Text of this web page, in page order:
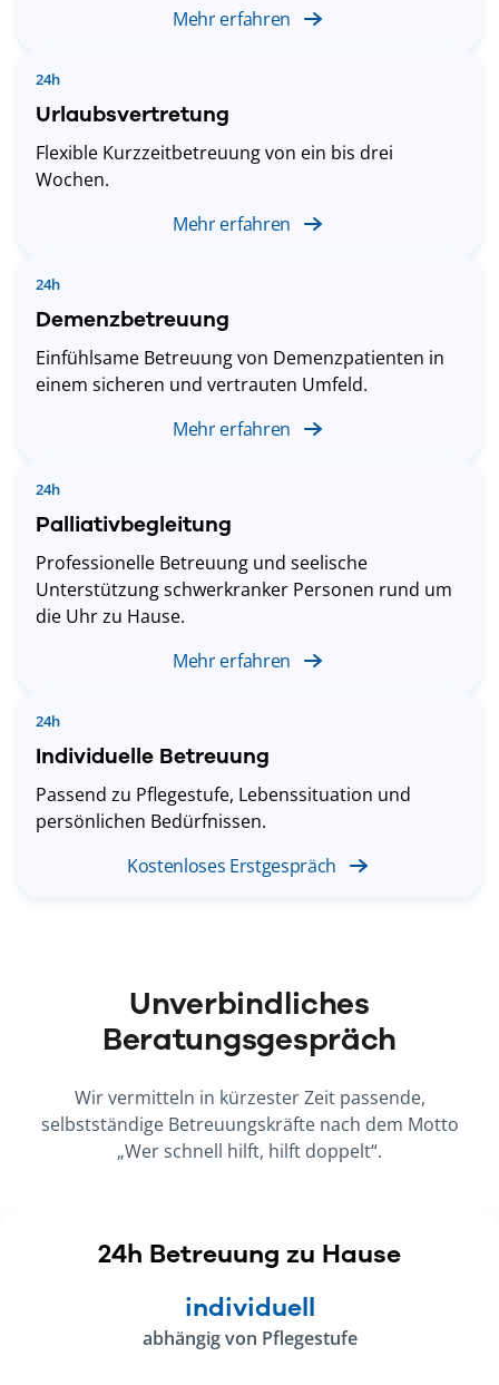
Mehr erfahren
Mehr erfahren
24h
Urlaubsvertretung
Flexible Kurzzeitbetreuung von ein bis drei
Wochen.
Mehr erfahren
24h
Demenzbetreuung
Einfühlsame Betreuung von Demenzpatienten in
einem sicheren und vertrauten Umfeld.
Mehr erfahren
24h
Palliativbegleitung
Professionelle Betreuung und seelische
Unterstützung schwerkranker Personen rund um
die Uhr zu Hause.
Kostenloses Erstgespräch
24h
Individuelle Betreuung
Passend zu Pflegestufe, Lebenssituation und
persönlichen Bedürfnissen.
Unverbindliches
Beratungsgespräch
Wir vermitteln in kürzester Zeit passende,
selbstständige Betreuungskräfte nach dem Motto
„Wer schnell hilft, hilft doppelt“.
24h Betreuung zu Hause
individuell
abhängig von Pflegestufe